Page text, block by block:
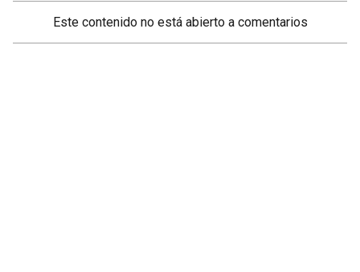
Este contenido no está abierto a comentarios